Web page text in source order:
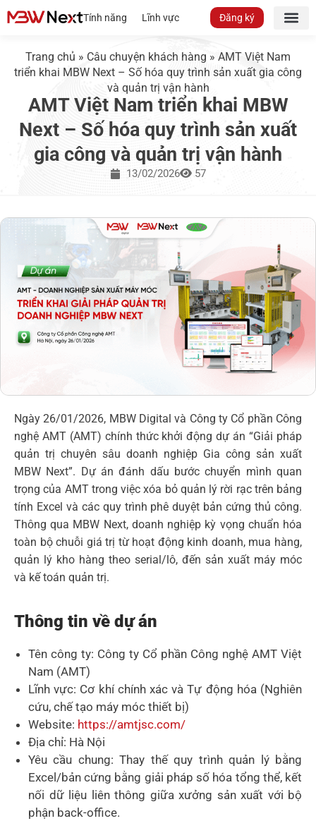
Tính năng Lĩnh vực Đăng ký
Trang chủ » Câu chuyện khách hàng » AMT Việt Nam
triển khai MBW Next – Số hóa quy trình sản xuất gia công
và quản trị vận hành
AMT Việt Nam triển khai MBW
Next – Số hóa quy trình sản xuất
gia công và quản trị vận hành
13/02/2026 57
Ngày 26/01/2026, MBW Digital và Công ty Cổ phần Công
nghệ AMT (AMT) chính thức khởi động dự án “Giải pháp
quản trị chuyên sâu doanh nghiệp Gia công sản xuất
MBW Next”. Dự án đánh dấu bước chuyển mình quan
trọng của AMT trong việc xóa bỏ quản lý rời rạc trên bảng
tính Excel và các quy trình phê duyệt bản cứng thủ công.
Thông qua MBW Next, doanh nghiệp kỳ vọng chuẩn hóa
toàn bộ chuỗi giá trị từ hoạt động kinh doanh, mua hàng,
quản lý kho hàng theo serial/lô, đến sản xuất máy móc
và kế toán quản trị.
Thông tin về dự án
Tên công ty: Công ty Cổ phần Công nghệ AMT Việt
Nam (AMT)
Lĩnh vực: Cơ khí chính xác và Tự động hóa (Nghiên
cứu, chế tạo máy móc thiết bị)
Website: https://amtjsc.com/
Địa chỉ: Hà Nội
Yêu cầu chung: Thay thế quy trình quản lý bằng
Excel/bản cứng bằng giải pháp số hóa tổng thể, kết
nối dữ liệu liên thông giữa xưởng sản xuất với bộ
phận back-office.